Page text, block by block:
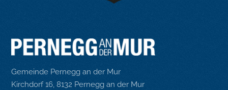
Gemeinde Pernegg an der Mur
Kirchdorf 16, 8132 Pernegg an der Mur